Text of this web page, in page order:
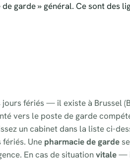
garde » général. Ce sont des
fériés — il existe à Brussel
vers le poste de garde
un cabinet dans la liste ci-
Une pharmacie de garde
En cas de situationvitale—